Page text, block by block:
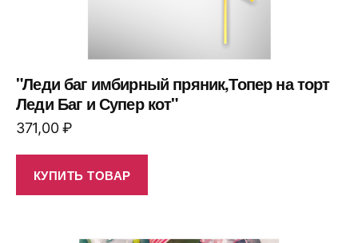
"Леди баг имбирный пряник,Топер на торт
Леди Баг и Супер кот"
371,00₽
КУПИТЬ ТОВАР